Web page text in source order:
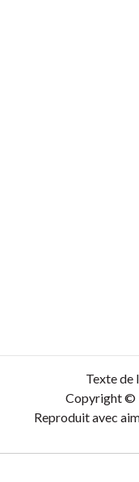
Texte de
Copyright ©
Reproduit avec